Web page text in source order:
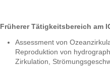
Früherer Tätigkeitsbereich am
Assessment von
Reproduktion von
Zirkulation,